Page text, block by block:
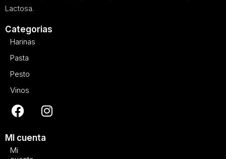
Lactosa.
Categorias
Harinas
Pasta
Pesto
Vinos
MI cuenta
Mi